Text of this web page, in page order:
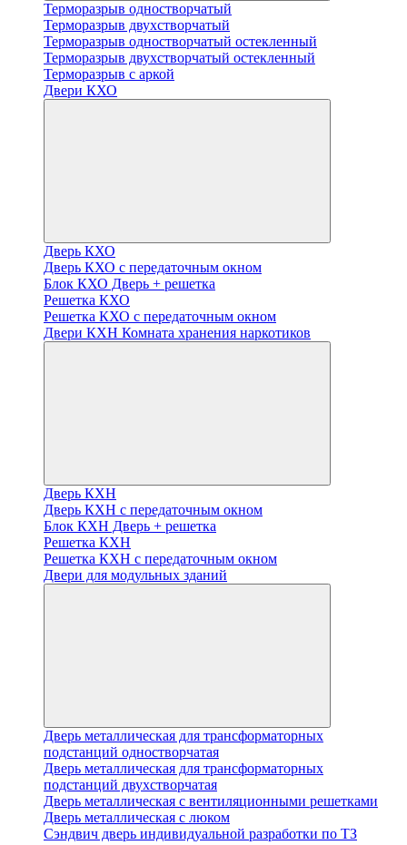
Терморазрыв одностворчатый
Терморазрыв двухстворчатый
Терморазрыв одностворчатый остекленный
Терморазрыв двухстворчатый остекленный
Терморазрыв с аркой
Двери КХО
Дверь КХО
Дверь КХО с передаточным окном
Блок КХО Дверь + решетка
Решетка КХО
Решетка КХО с передаточным окном
Двери КХН Комната хранения наркотиков
Дверь КХН
Дверь КХН с передаточным окном
Блок КХН Дверь + решетка
Решетка КХН
Решетка КХН с передаточным окном
Двери для модульных зданий
Дверь металлическая для трансформаторных
подстанций одностворчатая
Дверь металлическая для трансформаторных
подстанций двухстворчатая
Дверь металлическая с вентиляционными решетками
Дверь металлическая с люком
Cэндвич дверь индивидуальной разработки по ТЗ